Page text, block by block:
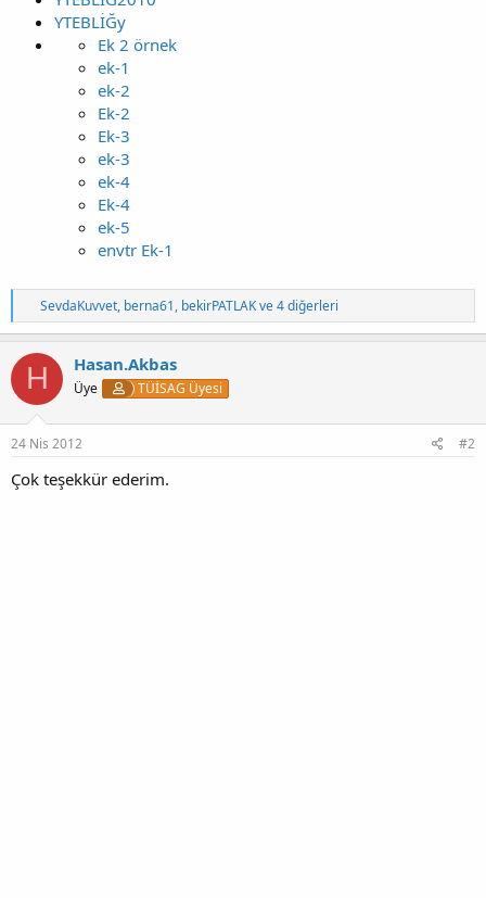
YTEBLİĞy
Ek 2 örnek
ek-1
ek-2
Ek-2
Ek-3
ek-3
ek-4
Ek-4
ek-5
envtr Ek-1
T
e
p
k
i
e
r
:
SevdaKuvvet, berna61, bekirPATLAKve 4 diğerleri
H Hasan.Akbas
Üye TÜİSAG Üyesi
24 Nis 2012 #2
Çok teşekkür ederim.